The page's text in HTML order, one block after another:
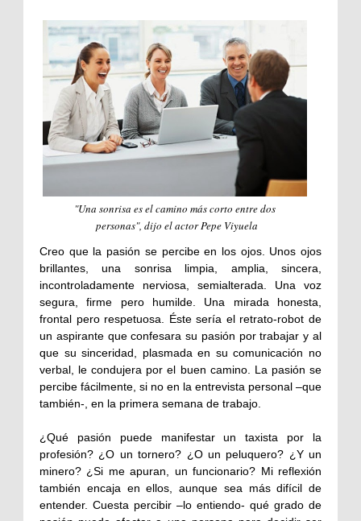
"Una sonrisa es el camino más corto entre dos
personas", dijo el actor Pepe Viyuela
Creo que la pasión se percibe en los ojos. Unos ojos
brillantes, una sonrisa limpia, amplia, sincera,
incontroladamente nerviosa, semialterada. Una voz
segura, firme pero humilde. Una mirada honesta,
frontal pero respetuosa. Éste sería el retrato-robot de
un aspirante que confesara su pasión por trabajar y al
que su sinceridad, plasmada en su comunicación no
verbal, le condujera por el buen camino. La pasión se
percibe fácilmente, si no en la entrevista personal –que
también-, en la primera semana de trabajo.
¿Qué pasión puede manifestar un taxista por la
profesión? ¿O un tornero? ¿O un peluquero? ¿Y un
minero? ¿Si me apuran, un funcionario? Mi reflexión
también encaja en ellos, aunque sea más difícil de
entender. Cuesta percibir –lo entiendo- qué grado de